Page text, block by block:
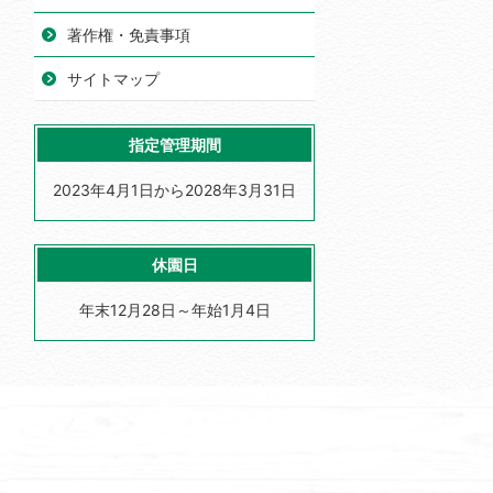
著作権・免責事項
サイトマップ
指定管理期間
2023年4月1日から2028年3月31日
休園日
年末12月28日～年始1月4日